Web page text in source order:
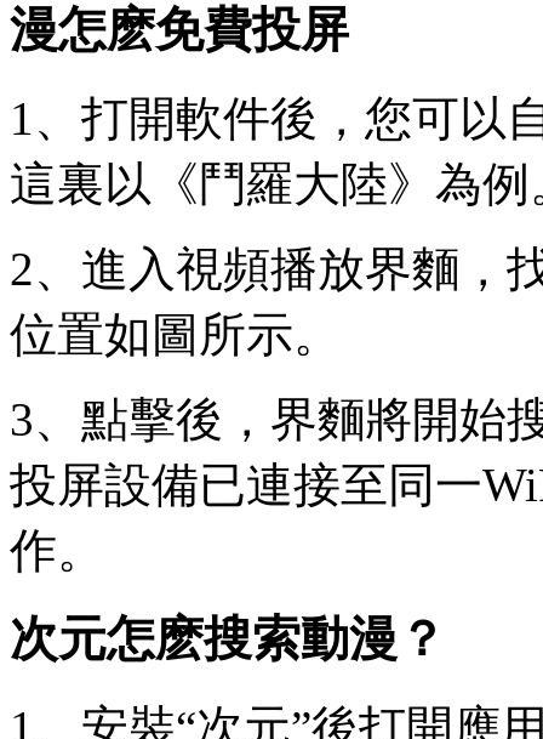
漫怎麽免費投屏
1、打開軟件後，您可以
這裏以《鬥羅大陸》為例
2、進入視頻播放界麵，
位置如圖所示。
3、點擊後，界麵將開始
投屏設備已連接至同一
作。
次元怎麽搜索動漫？
1、安裝“次元”後打開應